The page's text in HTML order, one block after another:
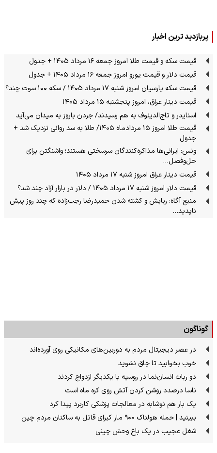
پربازدید ترین اخبار
قیمت سکه و قیمت طلا امروز جمعه ۱۶ مرداد ۱۴۰۵ + جدول
قیمت دلار و قیمت یورو امروز جمعه ۱۶ مرداد ۱۴۰۵ + جدول
قیمت سکه پارسیان امروز شنبه ۱۷ مرداد ۱۴۰۵ / سکه ۱۰۰ سوت چند؟
قیمت دینار عراق، امروز پنجشنبه ۱۵ مرداد ۱۴۰۵
اسنایدر و تاج‌الدینوف به هم رسیدند/ جردن باروز به میدان می‌آید
قیمت طلا امروز ۱۵ مردادماه ۱۴۰۵/ طلا به سد روانی نزدیک شد +
جدول
ونس: ایرانی‌ها مذاکره‌کنندگان سرسختی هستند؛ واشنگتن برای
حل‌وفصل…
قیمت دینار عراق امروز شنبه ۱۷ مرداد ۱۴۰۵
قیمت دلار امروز شنبه ۱۷ مرداد ۱۴۰۵ / دلار در بازار آزاد چند شد؟
منبع آگاه: ربایش و کشته شدن حمیدرضا رجب‌زاده که چند روز پیش
ناپدید…
گوناگون
در عصر دیجیتال مردم به دوربین‌های مکانیکی روی آورده‌اند
خوب بخوابید تا چاق نشوید
دو ربات انسان‌نما در روسیه با یکدیگر ازدواج کردند
ناسا درصدد روشن کردن آتش روی کره ماه است
یک بار هم نوشابه در معالجات پزشکی کاربرد پیدا کرد
ببینید | حمله هولناک ۹۰۰ مار کبرای قاتل به ساکنان مردم چین
شغل عجیب در یک باغ وحش چینی